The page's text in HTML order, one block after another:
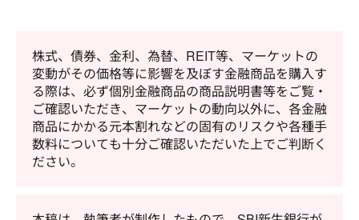
株式、債券、金利、為替、REIT等、マーケットの
変動がその価格等に影響を及ぼす金融商品を購入す
る際は、必ず個別金融商品の商品説明書等をご覧・
ご確認いただき、マーケットの動向以外に、各金融
商品にかかる元本割れなどの固有のリスクや各種手
数料についても十分ご確認いただいた上でご判断く
ださい。